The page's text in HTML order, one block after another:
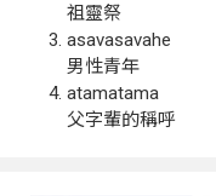
祖靈祭
asavasavahe
男性青年
atamatama
父字輩的稱呼